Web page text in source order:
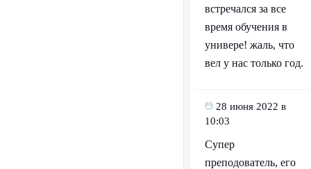
встречался за все
время обучения в
универе! жаль, что
вел у нас только год.
28 июня 2022 в
10:03
Супер
преподователь, его